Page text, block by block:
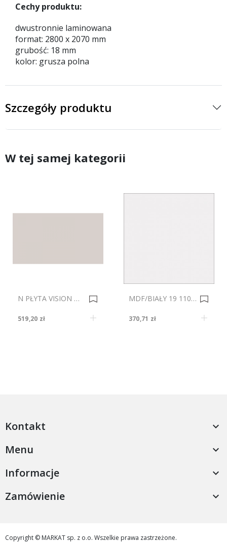
Cechy produktu:
dwustronnie laminowana
format: 2800 x 2070 mm
grubość: 18 mm
kolor: grusza polna
Szczegóły produktu
W tej samej kategorii
N PŁYTA VISION MAT 7045 KASZMIR LPK AFP 2800x1300mm Gr.18mm 0033900
519,20 zł
MDF/BIAŁY 19 110/SM E(D2020) 280x207 0000595
370,71 zł
Kontakt 
Menu 
Informacje 
Zamówienie 
Copyright © MARKAT sp. z o.o. Wszelkie prawa zastrzeżone.